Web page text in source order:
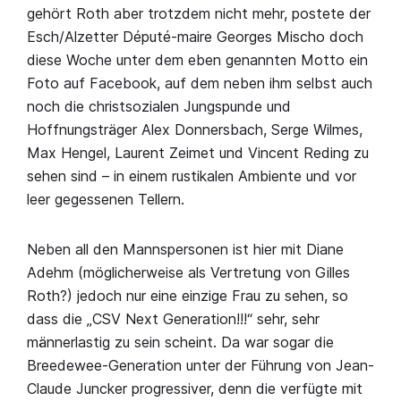
gehört Roth aber trotzdem nicht mehr, postete der
Esch/Alzetter Député-maire Georges Mischo doch
diese Woche unter dem eben genannten Motto ein
Foto auf Facebook, auf dem neben ihm selbst auch
noch die christsozialen Jungspunde und
Hoffnungsträger Alex Donnersbach, Serge Wilmes,
Max Hengel, Laurent Zeimet und Vincent Reding zu
sehen sind – in einem rustikalen Ambiente und vor
leer gegessenen Tellern.
Neben all den Mannspersonen ist hier mit Diane
Adehm (möglicherweise als Vertretung von Gilles
Roth?) jedoch nur eine einzige Frau zu sehen, so
dass die „CSV Next Generation!!!“ sehr, sehr
männerlastig zu sein scheint. Da war sogar die
Breedewee-Generation unter der Führung von Jean-
Claude Juncker progressiver, denn die verfügte mit